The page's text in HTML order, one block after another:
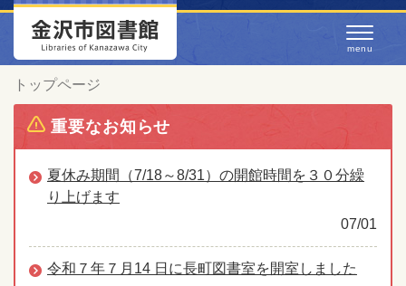
トップページ
重要なお知らせ
夏休み期間（7/18～8/31）の開館時間を３０分繰
り上げます
07/01
令和７年７月14 日に長町図書室を開室しました